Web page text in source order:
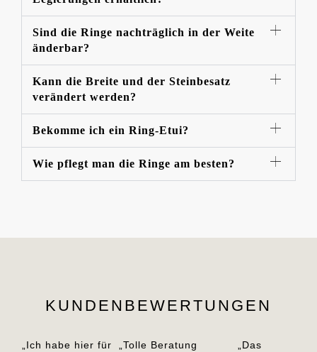
Sind die Ringe nachträglich in der Weite
änderbar?
Kann die Breite und der Steinbesatz
verändert werden?
Bekomme ich ein Ring-Etui?
Wie pflegt man die Ringe am besten?
KUNDENBEWERTUNGEN
„Ich habe hier für
„Tolle Beratung
„Das